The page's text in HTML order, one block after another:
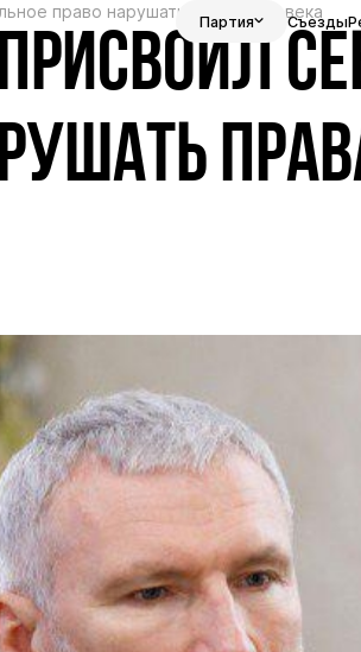
Партия Съезды
право нарушать права человека